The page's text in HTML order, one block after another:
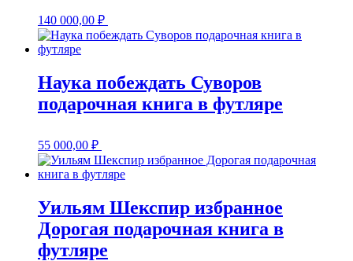
140 000,00 ₽
Наука побеждать Суворов
подарочная книга в футляре
55 000,00 ₽
Уильям Шекспир избранное
Дорогая подарочная книга в
футляре